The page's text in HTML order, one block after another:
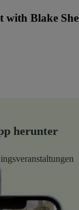
with Blake
herunter